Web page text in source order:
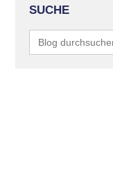
SUCHE
Search
for: